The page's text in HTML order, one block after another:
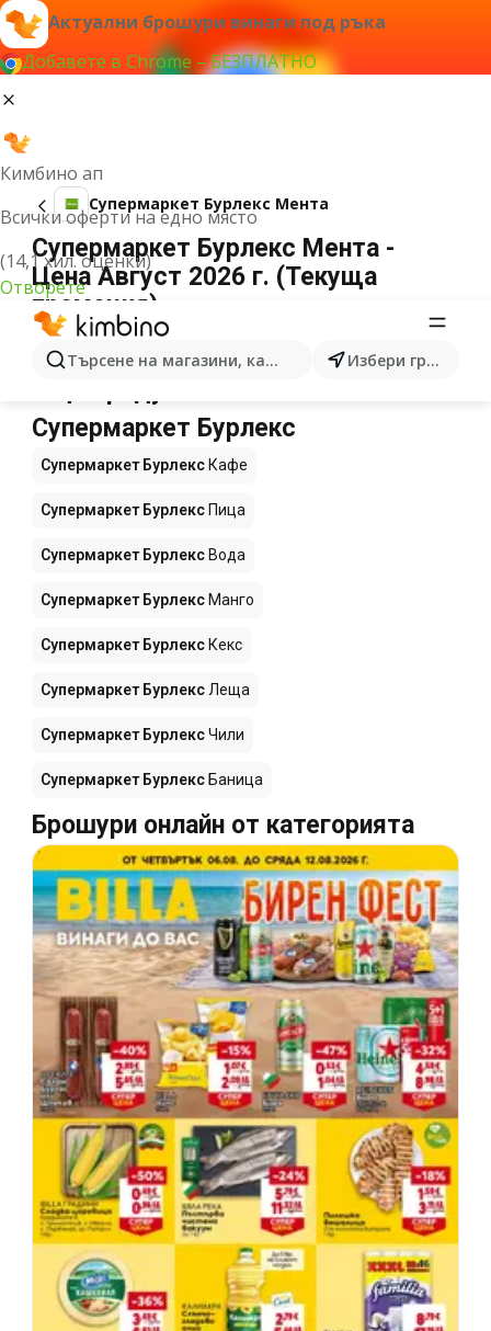
Актуални брошури винаги под ръка
Добавете в Chrome – БЕЗПЛАТНО
Кимбино ап
Всички оферти на едно място
(14,1 хил. оценки)
Отворете
Търсене на магазини, категории, продукти...Избери град
Супермаркет Бурлекс Мента
Супермаркет Бурлекс Мента -
Цена Август 2026 г. (Текуща
промоция)
Не можахме да намерим резултати за този
термин.
Супермаркет Бурлекс
Супермаркет Бурлекс Кафе
Супермаркет Бурлекс Пица
Супермаркет Бурлекс Вода
Супермаркет Бурлекс Манго
Супермаркет Бурлекс Кекс
Супермаркет Бурлекс Леща
Супермаркет БурлексЧили
Супермаркет Бурлекс Баница
Брошури онлайн от категорията